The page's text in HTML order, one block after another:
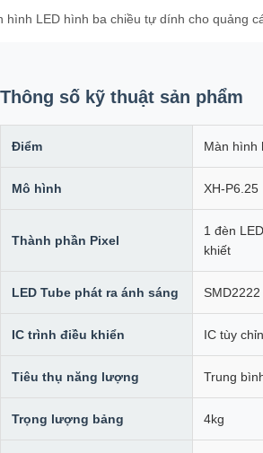
hình LED hình ba chiều tự dính cho quảng
Thông số kỹ thuật sản phẩm
Điểm Màn hình
Mô hình XH-P6.25
Thành phần Pixel
1 đèn
khiết
LED Tube phát ra ánh sáng
IC trình điều khiển IC tùy
Tiêu thụ năng lượng Trung
Trọng lượng bảng 4kg